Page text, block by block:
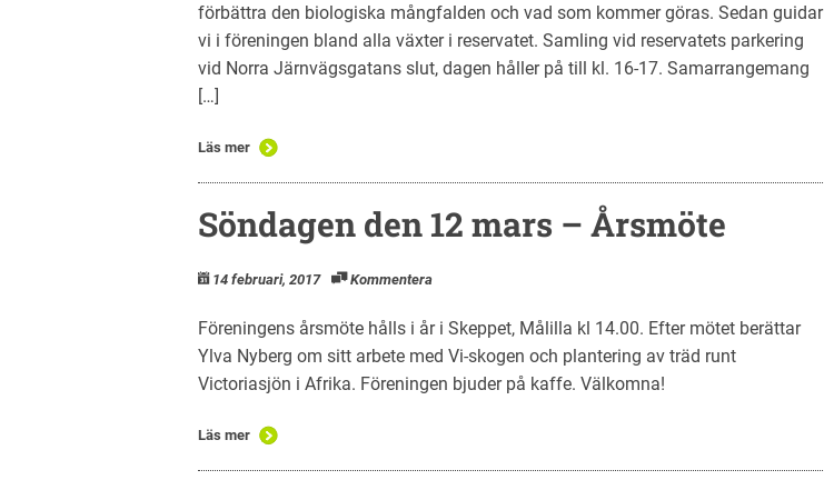
förbättra den biologiska mångfalden och vad som kommer göras. Sedan guidar
vi i föreningen bland alla växter i reservatet. Samling vid reservatets parkering
vid Norra Järnvägsgatans slut, dagen håller på till kl. 16-17. Samarrangemang
[…]
Läs mer
Söndagen den 12 mars – Årsmöte
14 februari, 2017 Kommentera
Föreningens årsmöte hålls i år i Skeppet, Målilla kl 14.00. Efter mötet berättar
Ylva Nyberg om sitt arbete med Vi-skogen och plantering av träd runt
Victoriasjön i Afrika. Föreningen bjuder på kaffe. Välkomna!
Läs mer